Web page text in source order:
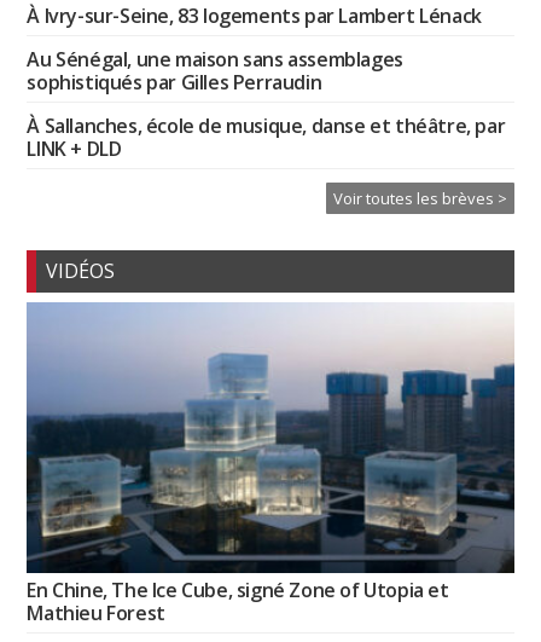
À Ivry-sur-Seine, 83 logements par Lambert Lénack
Au Sénégal, une maison sans assemblages
sophistiqués par Gilles Perraudin
À Sallanches, école de musique, danse et théâtre, par
LINK + DLD
Voir toutes les brèves >
VIDÉOS
En Chine, The Ice Cube, signé Zone of Utopia et
Mathieu Forest